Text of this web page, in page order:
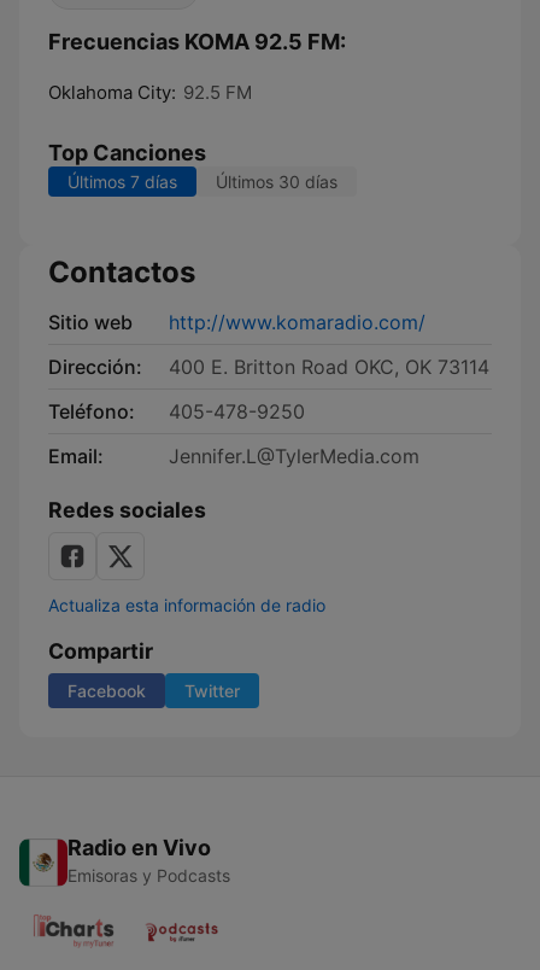
Frecuencias KOMA 92.5 FM:
Oklahoma City: 92.5 FM
Top Canciones
Últimos 7 días Últimos 30 días
Contactos
Sitio web
http://www.komaradio.com/
Dirección:
400 E. Britton Road OKC, OK 73114
Teléfono:
405-478-9250
Email:
Jennifer.L@TylerMedia.com
Redes sociales
Actualiza esta información de radio
Compartir
Facebook Twitter
Radio en Vivo
Emisoras y Podcasts